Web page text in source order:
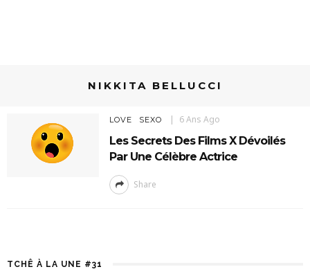
NIKKITA BELLUCCI
LOVE SEXO 6 Ans Ago
Les Secrets Des Films X Dévoilés
Par Une Célèbre Actrice
Share
TCHÊ À LA UNE #31